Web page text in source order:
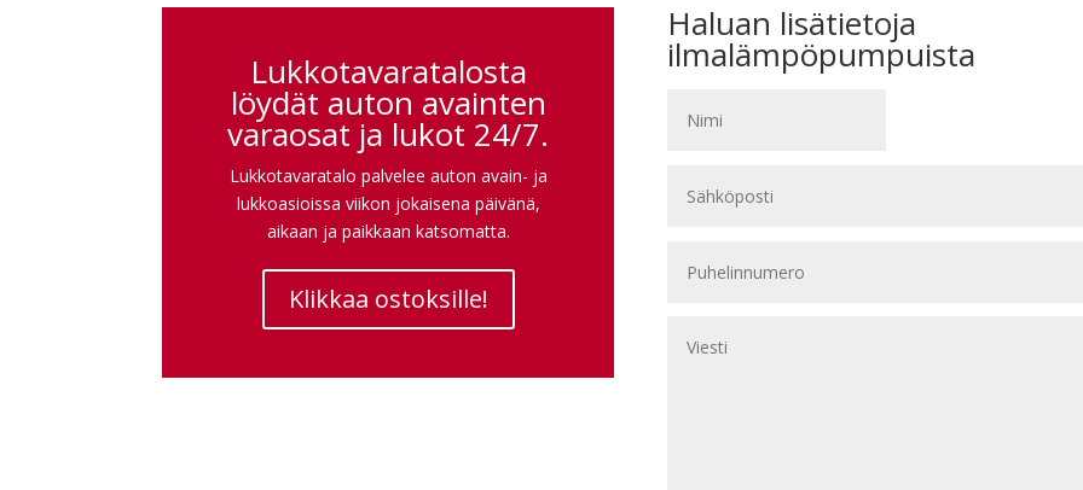
Lukkotavaratalosta
löydät auton avainten
varaosat ja lukot 24/7.
Lukkotavaratalo palvelee auton avain- ja
lukkoasioissa viikon jokaisena päivänä,
aikaan ja paikkaan katsomatta.
Klikkaa ostoksille!
Haluan lisätietoja
ilmalämpöpumpuista